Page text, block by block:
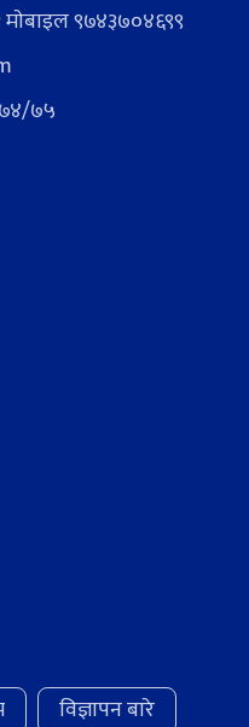
९७४३७०४६९९
७५
विज्ञापन बारे